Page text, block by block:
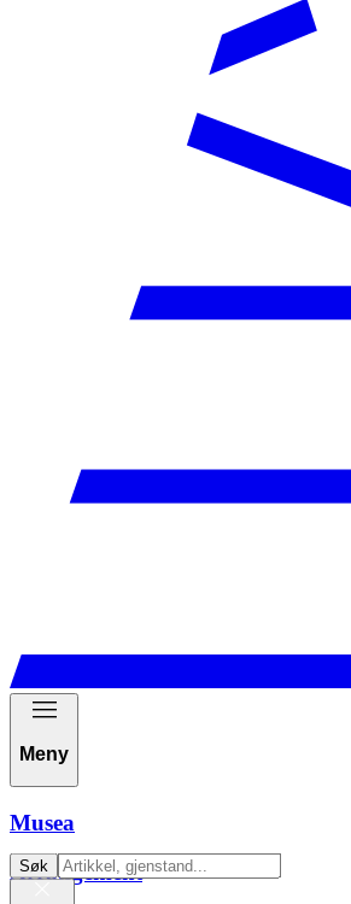
Meny
Musea
Arrangement
Søk